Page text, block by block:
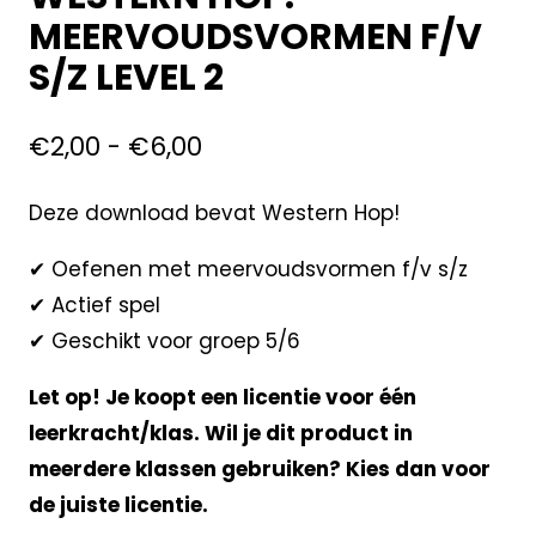
MEERVOUDSVORMEN F/V
S/Z LEVEL 2
€2,00 - €6,00
Deze download bevat Western Hop!
✔ Oefenen met meervoudsvormen f/v s/z
✔ Actief spel
✔ Geschikt voor groep 5/6
Let op! Je koopt een licentie voor één
leerkracht/klas. Wil je dit product in
meerdere klassen gebruiken? Kies dan voor
de juiste licentie.